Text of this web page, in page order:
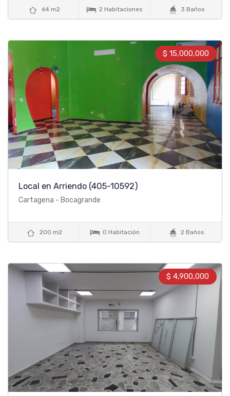
 64 m2  2 Habitaciones  3 Baños
$ 15,000,000
Local en Arriendo (405-10592)
Cartagena - Bocagrande
 200 m2  0 Habitación  2 Baños
$ 4,900,000